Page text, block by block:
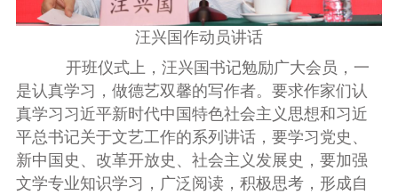
汪兴国作动员讲话
开班仪式上，汪兴国书记勉励广大会员，一
是认真学习，做德艺双馨的写作者。要求作家们认
真学习习近平新时代中国特色社会主义思想和习近
平总书记关于文艺工作的系列讲话，要学习党史、
新中国史、改革开放史、社会主义发展史，要加强
文学专业知识学习，广泛阅读，积极思考，形成自